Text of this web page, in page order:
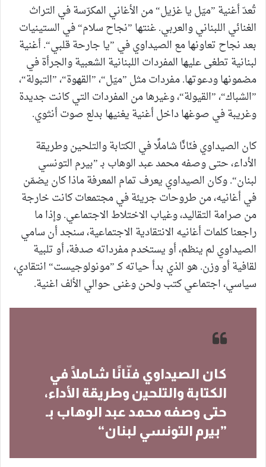
تُعدّ أغنية ”ميّل يا غزيل“ من الأغاني المكرّسة في التراث
الغنائي اللبناني والعربي. غنتها ”نجاح سلام“ في الستينيات
بعد نجاح تعاونها مع الصيداوي في ”يا جارحة قلبي“. أغنية
لبنانية تطغى عليها المفردات اللبنانية الشعبية والجرأة في
مضمونها ودعوتها. مفردات مثل ”ميّل“، ”القهوة“، ”التبولة“،
”الشباك“، ”القيولة“، وغيرها من المفردات التي كانت جديدة
وغريبة في صوغها داخل أغنية يغنيها بدلع صوت أنثوي.
كان الصيداوي فنّانًا شاملًا في الكتابة والتلحين وطريقة
الأداء، حتى وصفه محمد عبد الوهاب بـ ”بيرم التونسي
لبنان“. وكان الصيداوي يعرف تمام المعرفة ماذا كان يضمّن
في أغانيه، من طروحات جريئة في مجتمعات كانت خارجة
من صرامة التقاليد، وغياب الاختلاط الاجتماعي. وإذا ما
راجعنا كلمات أغانيه الانتقادية الاجتماعية، سنجد أن سامي
الصيداوي لم ينظم، أو يستخدم مفرداته صدفة، أو تلبية
لقافية أو وزن. هو الذي بدأ حياته كـ ”مونولوجيست“ انتقادي،
سياسي، اجتماعي كتب ولحن وغنى حوالي الألف اغنية.
كان الصيداوي فنّانًا شاملًا في
الكتابة والتلحين وطريقة الأداء،
حتى وصفه محمد عبد الوهاب بـ
”بيرم التونسي لبنان“